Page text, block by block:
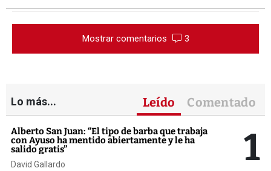
Mostrar comentarios 3
Lo más... Leído Comentado
Alberto San Juan: “El tipo de barba que trabaja
con Ayuso ha mentido abiertamente y le ha
salido gratis”
David Gallardo 1